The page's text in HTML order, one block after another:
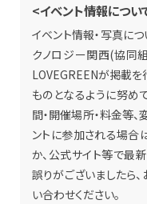
<イベント情報につい
イベント情報・写真に
クノロジー関西(協同
LOVEGREENが掲載を
ものとなるように努め
間・開催場所・料金等
ントに参加される場合
か、公式サイト等で最
誤りがございましたら
い合わせください。